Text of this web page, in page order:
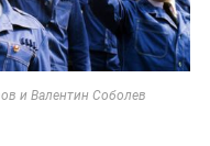
и Валентин Соболев